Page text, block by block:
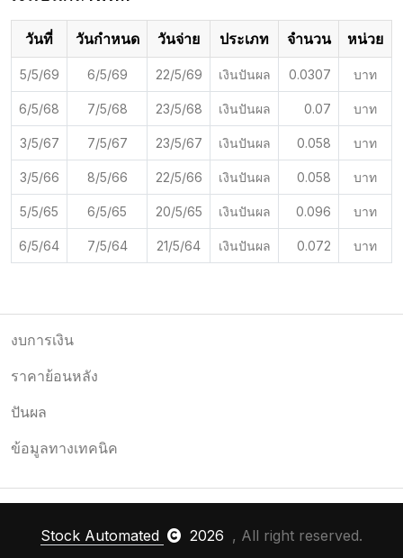
วันที่ วันกำหนด วันจ่าย ประเภท จำนวน หน่วย
5/5/69 6/5/69 22/5/69 เงินปันผล 0.0307 บาท
6/5/68 7/5/68 23/5/68 เงินปันผล 0.07 บาท
3/5/67 7/5/67 23/5/67 เงินปันผล 0.058 บาท
3/5/66 8/5/66 22/5/66 เงินปันผล 0.058 บาท
5/5/65 6/5/65 20/5/65 เงินปันผล 0.096 บาท
6/5/64 7/5/64 21/5/64 เงินปันผล 0.072 บาท
งบการเงิน
ราคาย้อนหลัง
ปันผล
ข้อมูลทางเทคนิค
Stock Automated 2026 , All right reserved.